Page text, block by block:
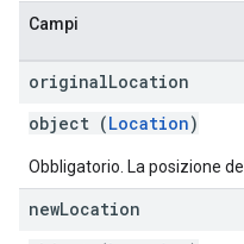
Campi
originalLocation
object (Location)
Obbligatorio. La posizione
newLocation